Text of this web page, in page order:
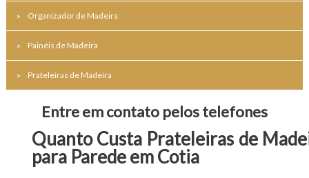
Organizador de Madeira
Painéis de Madeira
Prateleiras de Madeira
Entre em contato pelos telefones
Quanto Custa Prateleiras de
para Parede em Cotia